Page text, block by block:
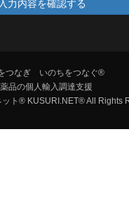
つなぎ いのちをつなぐ®
品の個人輸入調達支援
ト® KUSURI.NET® All Rights